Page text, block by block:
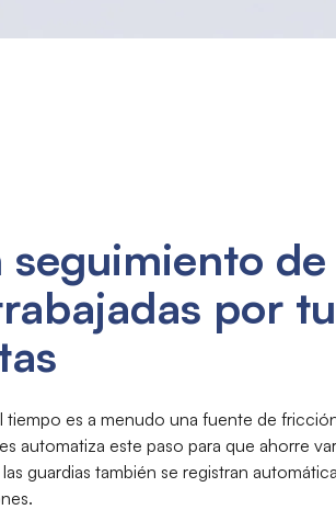
seguimiento de
por
tiempo es a menudo una fuente de
automatiza este paso para que ahorre
guardias también se registran